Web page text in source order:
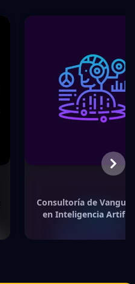
Next
Consultoría de
en Inteligencia